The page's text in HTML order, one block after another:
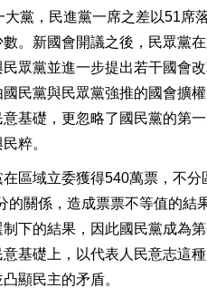
黨，民進黨一席之差以51席
。新國會開議之後，民眾黨
眾黨並進一步提出若干國會
民黨與民眾黨強推的國會擴
基礎，更忽略了國民黨的第
粹。
區域立委獲得540萬票，不
關係，造成票票不等值的結
下的結果，因此國民黨成為
基礎上，以代表人民意志這
顯民主的矛盾。